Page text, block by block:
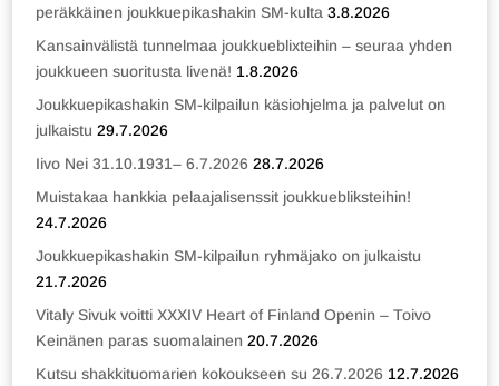
peräkkäinen joukkuepikashakin SM-kulta 3.8.2026
Kansainvälistä tunnelmaa joukkueblixteihin – seuraa yhden
joukkueen suoritusta livenä! 1.8.2026
Joukkuepikashakin SM-kilpailun käsiohjelma ja palvelut on
julkaistu 29.7.2026
Iivo Nei 31.10.1931– 6.7.2026 28.7.2026
Muistakaa hankkia pelaajalisenssit joukkuebliksteihin!
24.7.2026
Joukkuepikashakin SM-kilpailun ryhmäjako on julkaistu
21.7.2026
Vitaly Sivuk voitti XXXIV Heart of Finland Openin – Toivo
Keinänen paras suomalainen 20.7.2026
Kutsu shakkituomarien kokoukseen su 26.7.2026 12.7.2026